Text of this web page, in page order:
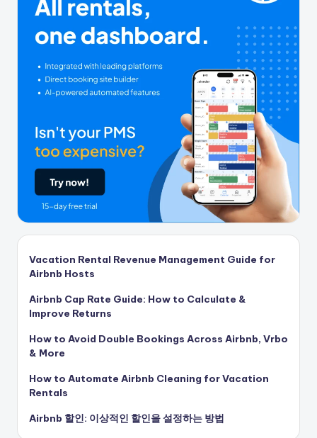
Vacation Rental Revenue Management Guide for
Airbnb Hosts
Airbnb Cap Rate Guide: How to Calculate &
Improve Returns
How to Avoid Double Bookings Across Airbnb, Vrbo
& More
How to Automate Airbnb Cleaning for Vacation
Rentals
Airbnb 할인: 이상적인 할인을 설정하는 방법